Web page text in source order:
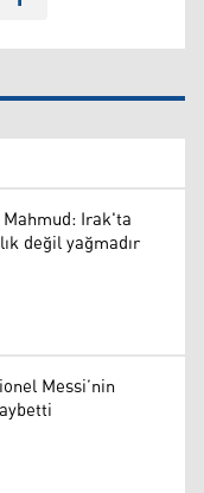
Irak'ta
değil yağmadır
Messi’nin